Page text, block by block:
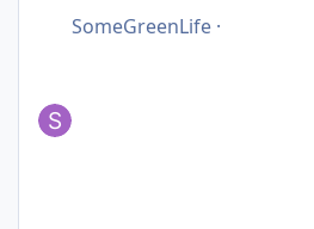
SomeGreenLife ·